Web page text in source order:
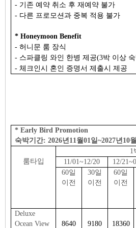
- 기존 예약 취소 후 재예약 불가
- 다른 프로모션과 중복 적용 불가
* Honeymoon Benefit
- 허니문 룸 장식
- 스파클링 와인 한병 제공(3박 이상
- 체크인시 혼인 증명서 제출시 제공
* Early Bird Promotion
숙박기간: 2026년11월01일~2027년10
룸타입
1
11/01~12/20
12/
60일
이전
30일
이전
60일
이전
Deluxe
Ocean View
8640 9180 18360